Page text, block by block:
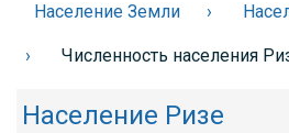
Население Земли
Численность населения
Население Ризе